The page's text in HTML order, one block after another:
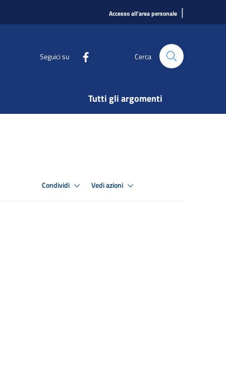
Accesso all'area personale |
Seguici su Cerca
Tutti gli argomenti
Condividi Vedi azioni